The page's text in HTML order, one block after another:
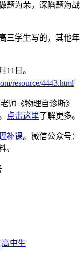
题为荣，深陷题海战
三学生写的，其他年
11日。
resource/4443.html
师《物理自诊断》
点击这里了解更多。
补课。微信公众号：
。
中生